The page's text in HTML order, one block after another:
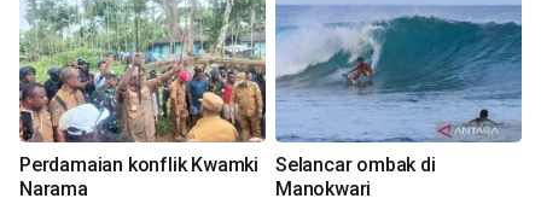
Perdamaian konflik Kwamki
Narama
Selancar ombak di
Manokwari